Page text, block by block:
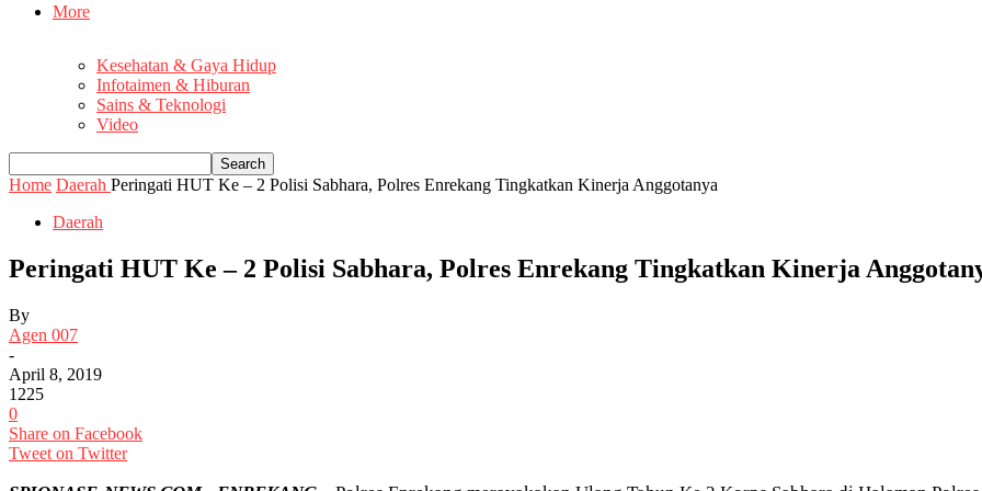
More
Kesehatan & Gaya Hidup
Infotaimen & Hiburan
Sains & Teknologi
Video
Home Daerah Peringati HUT Ke – 2 Polisi Sabhara, Polres Enrekang Tingkatkan Kinerja Anggotanya
Daerah
Peringati HUT Ke – 2 Polisi Sabhara, Polres Enrekang Tingkatkan Kinerja
By
Agen 007
-
April 8, 2019
1225
0
Share on Facebook
Tweet on Twitter